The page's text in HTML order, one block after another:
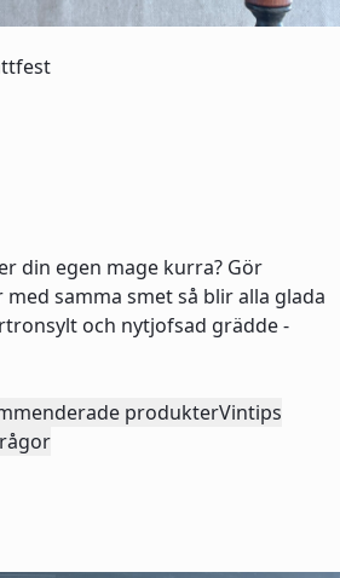
din egen mage kurra? Gör
samma smet så blir alla glada
och nytjofsad grädde -
produkterVintips